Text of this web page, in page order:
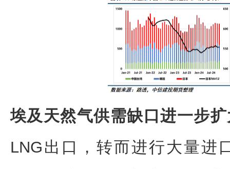
埃及天然气供需缺口进一步
LNG出口，转而进行大量进